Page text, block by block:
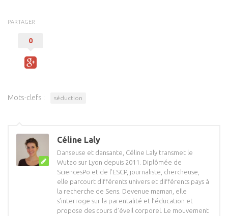
PARTAGER
0
Mots-clefs : séduction
Céline Laly
Danseuse et dansante, Céline Laly transmet le
Wutao sur Lyon depuis 2011. Diplômée de
SciencesPo et de l’ESCP, journaliste, chercheuse,
elle parcourt différents univers et différents pays à
la recherche de Sens. Devenue maman, elle
s’interroge sur la parentalité et l’éducation et
propose des cours d’éveil corporel. Le mouvement